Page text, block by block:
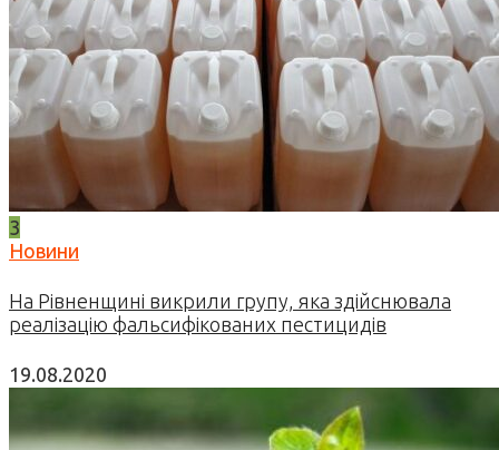
3
Новини
На Рівненщині викрили групу, яка здійснювала
реалізацію фальсифікованих пестицидів
19.08.2020